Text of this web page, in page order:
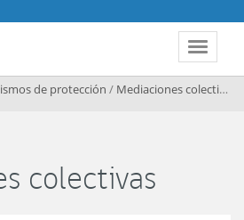
Toggle
de protección / Mediaciones colectivas
colectivas